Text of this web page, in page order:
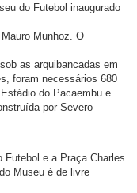
do Futebol inaugurado
Munhoz. O
as arquibancadas em
foram necessários 680
do Pacaembu e
por Severo
Futebol e a Praça Charles
Museu é de livre